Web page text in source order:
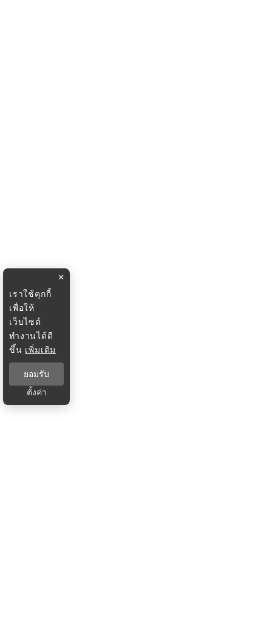
×
เราใช้คุกกี้
เพื่อให้
เว็บไซต์
ทำงานได้ดี
ขึ้น เพิ่มเติม
ยอมรับ
ตั้งค่า